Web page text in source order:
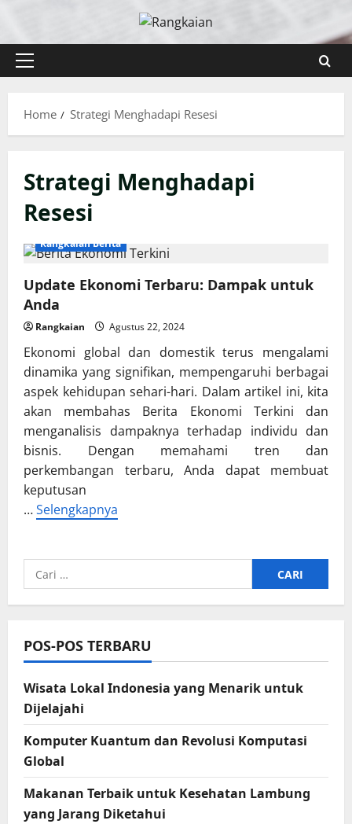
content
Primary
Home
Strategi Menghadapi Resesi
Strategi Menghadapi
Resesi
Rangkaian Berita
Update Ekonomi Terbaru: Dampak untuk
Anda
Rangkaian Agustus 22, 2024
Ekonomi global dan domestik terus mengalami
dinamika yang signifikan, mempengaruhi berbagai
aspek kehidupan sehari-hari. Dalam artikel ini, kita
akan membahas Berita Ekonomi Terkini dan
menganalisis dampaknya terhadap individu dan
bisnis. Dengan memahami tren dan
perkembangan terbaru, Anda dapat membuat
keputusan
…Selengkapnya
Cari
untuk:
POS-POS TERBARU
Wisata Lokal Indonesia yang Menarik untuk
Dijelajahi
Komputer Kuantum dan Revolusi Komputasi
Global
Makanan Terbaik untuk Kesehatan Lambung
yang Jarang Diketahui